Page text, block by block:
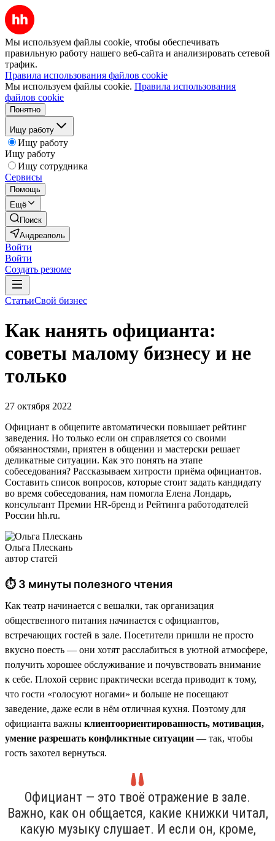
Мы используем файлы cookie, чтобы обеспечивать
правильную работу нашего веб-сайта и анализировать сетевой
трафик.
Правила использования файлов cookie
Мы используем файлы cookie. Правила использования
файлов cookie
Понятно
Ищу работу
Ищу работу
Ищу работу
Ищу сотрудника
Сервисы
Помощь
Ещё
Поиск
Андреаполь
Войти
Войти
Создать резюме
СтатьиСвой бизнес
Как нанять официанта:
советы малому бизнесу и не
только
27 октября 2022
Официант в общепите автоматически повышает рейтинг
заведения. Но только если он справляется со своими
обязанностями, приятен в общении и мастерски решает
деликатные ситуации. Как это понять на этапе
собеседования? Рассказываем хитрости приёма официантов.
Составить список вопросов, которые стоит задать кандидату
во время собеседования, нам помогла Елена Лондарь,
консультант Премии HR-бренд и Рейтинга работодателей
России hh.ru.
Ольга Плескань
автор статей
⏱ 3 минуты полезного чтения
Как театр начинается с вешалки, так организация
общественного питания начинается с официантов,
встречающих гостей в зале. Посетители пришли не просто
вкусно поесть — они хотят расслабиться в уютной атмосфере,
получить хорошее обслуживание и почувствовать внимание
к себе. Плохой сервис практически всегда приводит к тому,
что гости «голосуют ногами» и больше не посещают
заведение, даже если в нём отличная кухня. Поэтому для
официанта важны клиентоориентированность, мотивация,
умение разрешать конфликтные ситуации — так, чтобы
гость захотел вернуться.
Официант — это твоё отражение в зале.
Важно, как он общается, какие книжки читал,
какую музыку слушает. И если он, кроме,